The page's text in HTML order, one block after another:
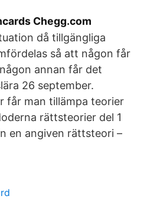
Chegg.com
då tillgängliga
så att någon får
annan får det
26 september.
får man tillämpa teorier
rättsteorier del 1
en angiven rättsteori –